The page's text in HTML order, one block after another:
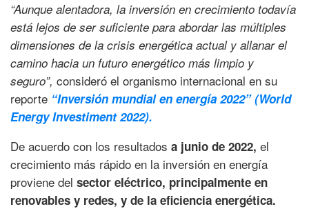
“Aunque alentadora, la inversión en crecimiento todavía
está lejos de ser suficiente para abordar las múltiples
dimensiones de la crisis energética actual y allanar el
camino hacia un futuro energético más limpio y
seguro”, consideró el organismo internacional en su
reporte “Inversión mundial en energía 2022” (World
Energy Investiment 2022).
De acuerdo con los resultados a junio de 2022, el
crecimiento más rápido en la inversión en energía
proviene del sector eléctrico, principalmente en
renovables y redes, y de la eficiencia energética.